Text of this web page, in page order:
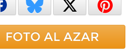
FOTO AL AZAR